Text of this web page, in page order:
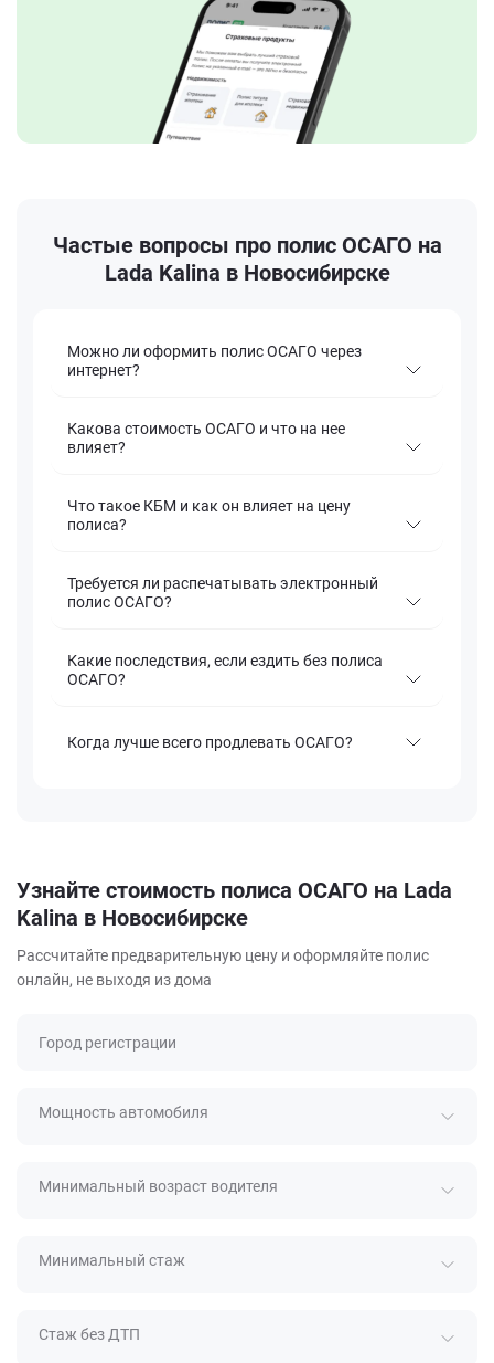
Частые вопросы про полис ОСАГО на
Lada Kalina в Новосибирске
Можно ли оформить полис ОСАГО через
интернет?
Какова стоимость ОСАГО и что на нее
влияет?
Что такое КБМ и как он влияет на цену
полиса?
Требуется ли распечатывать электронный
полис ОСАГО?
Какие последствия, если ездить без полиса
ОСАГО?
Когда лучше всего продлевать ОСАГО?
Узнайте стоимость полиса ОСАГО на Lada
Kalina в Новосибирске
Рассчитайте предварительную цену и оформляйте полис
онлайн, не выходя из дома
Город регистрации
Мощность автомобиля
Минимальный возраст водителя
Минимальный стаж
Стаж без ДТП